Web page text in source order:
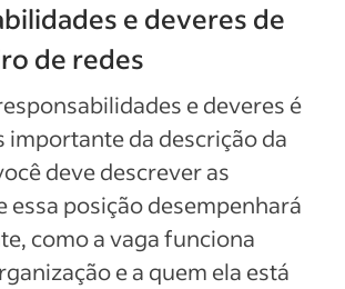
e deveres de
de redes
e deveres é
importante da descrição da
deve descrever as
essa posição desempenhará
como a vaga funciona
e a quem ela está